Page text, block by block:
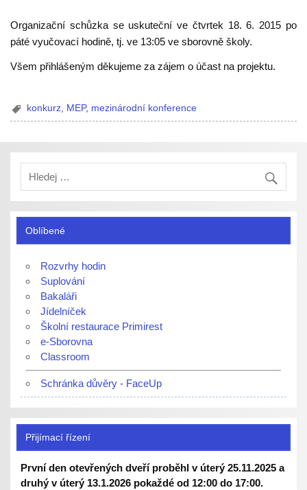
Organizační schůzka se uskuteční ve čtvrtek 18. 6. 2015 po
páté vyučovací hodině, tj. ve 13:05 ve sborovně školy.
Všem přihlášeným děkujeme za zájem o účast na projektu.
konkurz MEP, mezinárodní konference
Oblíbené
Rozvrhy hodin
Suplování
Bakaláři
Jídelníček
Školní restaurace Primirest
e-Sborovna
Classroom
Schránka důvěry - FaceUp
Přijímací řízení
První den otevřených dveří proběhl v úterý 25.11.2025 a
druhý v úterý 13.1.2026 pokaždé od 12:00 do 17:00.